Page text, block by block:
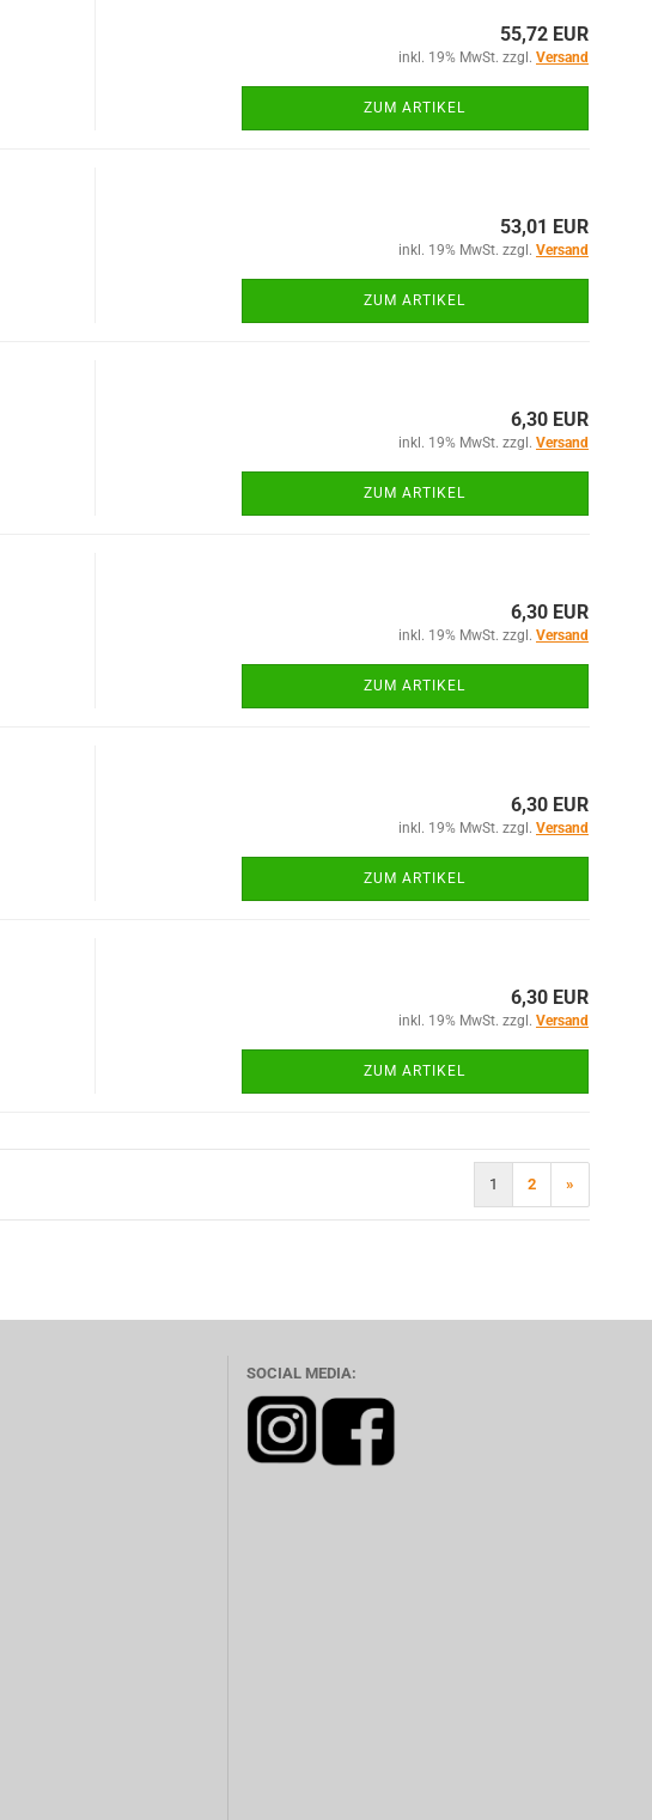
55,72 EUR
inkl. 19% MwSt. zzgl. Versand
ZUM ARTIKEL
53,01 EUR
inkl. 19% MwSt. zzgl. Versand
ZUM ARTIKEL
6,30 EUR
inkl. 19% MwSt. zzgl. Versand
ZUM ARTIKEL
6,30 EUR
inkl. 19% MwSt. zzgl. Versand
ZUM ARTIKEL
6,30 EUR
inkl. 19% MwSt. zzgl. Versand
ZUM ARTIKEL
6,30 EUR
inkl. 19% MwSt. zzgl. Versand
ZUM ARTIKEL
1 2 »
SOCIAL MEDIA: